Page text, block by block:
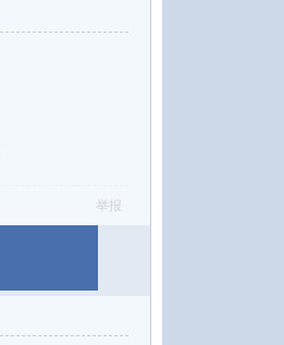
举报